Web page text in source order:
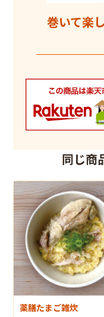
巻いて楽
同じ商
薬膳たまご雑炊